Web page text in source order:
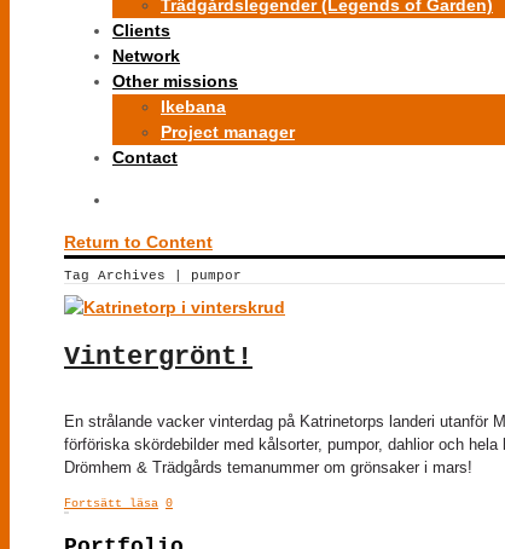
Trädgårdslegender (Legends of Garden)
Clients
Network
Other missions
Ikebana
Project manager
Contact
Return to Content
Tag Archives | pumpor
Vintergrönt!
En strålande vacker vinterdag på Katrinetorps landeri utanför
förföriska skördebilder med kålsorter, pumpor, dahlior och
Drömhem & Trädgårds temanummer om grönsaker i mars!
Fortsätt läsa 0